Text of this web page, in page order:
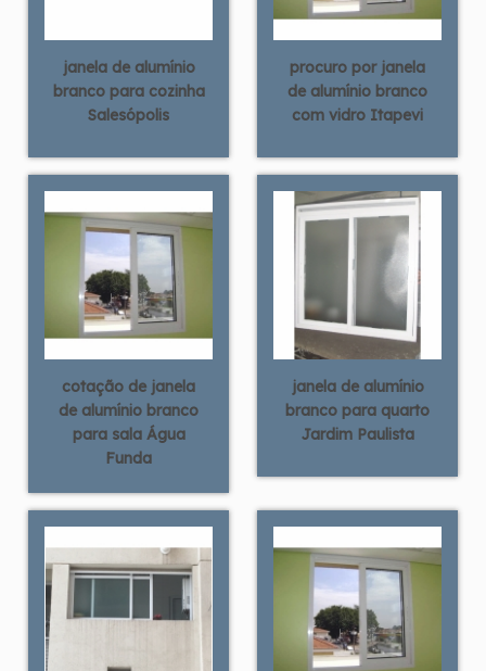
janela de alumínio
branco para cozinha
Salesópolis
procuro por janela
de alumínio branco
com vidro Itapevi
cotação de janela
de alumínio branco
para sala Água
Funda
janela de alumínio
branco para quarto
Jardim Paulista